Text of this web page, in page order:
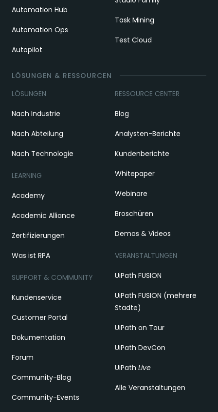
Automation Hub
Automation Ops
Autopilot
Task Mining
Test Cloud
LÖSUNGEN & RESSOURCEN
LÖSUNGEN
Nach Industrie
Nach Abteilung
Nach Technologie
LEARNING
Academy
Academic Alliance
Zertifizierungen
Was ist RPA
SUPPORT & COMMUNITY
Kundenservice
Customer Portal
Dokumentation
Forum
Community-Blog
Community-Events
RESSOURCE CENTER
Blog
Analysten-Berichte
Kundenberichte
Whitepaper
Webinare
Broschüren
Demos & Videos
VERANSTALTUNGEN
UiPath FUSION
UiPath FUSION (mehrere
Städte)
UiPath on Tour
UiPath DevCon
UiPath Live
Alle Veranstaltungen